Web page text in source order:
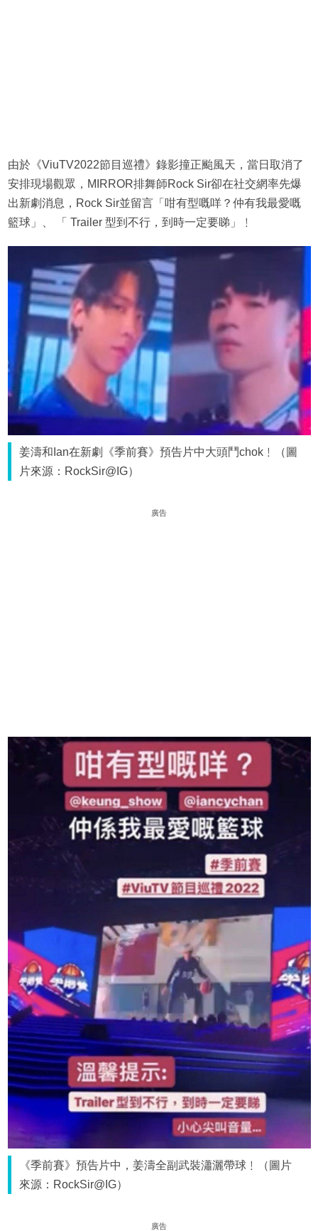
由於《ViuTV2022節目巡禮》錄影撞正颱風天，當日取消了
安排現場觀眾，MIRROR排舞師Rock Sir卻在社交網率先爆
出新劇消息，Rock Sir並留言「咁有型嘅咩？仲有我最愛嘅
籃球」、 「 Trailer 型到不行，到時一定要睇」﹗
姜濤和Ian在新劇《季前賽》預告片中大頭鬥chok﹗（圖
片來源：RockSir@IG）
廣告
《季前賽》預告片中，姜濤全副武裝瀟灑帶球﹗（圖片
來源：RockSir@IG）
廣告